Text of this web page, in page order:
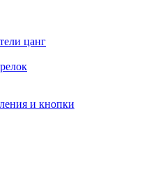
цанг
и кнопки